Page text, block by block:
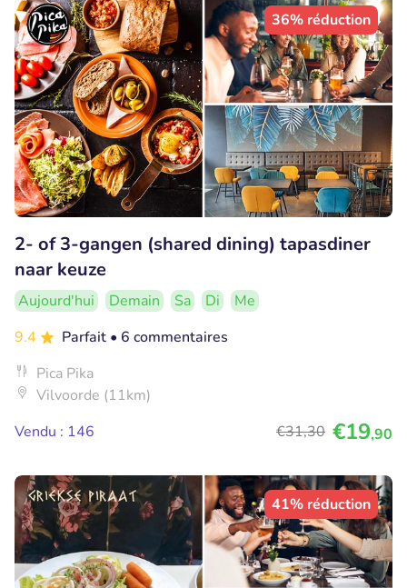
36% réduction
2- of 3-gangen (shared dining) tapasdiner
naar keuze
Aujourd'hui Demain Sa Di
Me
9.4
Parfait • 6 commentaires
Pica Pika
Vilvoorde (11km)
Vendu : 146
€31,30 €19,90
41% réduction